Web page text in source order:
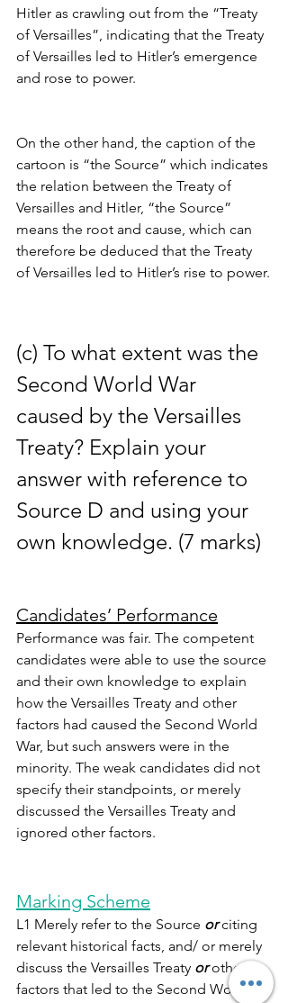
Hitler as crawling out from the “Treaty
of Versailles”, indicating that the Treaty
of Versailles led to Hitler’s emergence
and rose to power.
On the other hand, the caption of the
cartoon is “the Source” which indicates
the relation between the Treaty of
Versailles and Hitler, “the Source”
means the root and cause, which can
therefore be deduced that the Treaty
of Versailles led to Hitler’s rise to power.
(c) To what extent was the
Second World War
caused by the Versailles
Treaty? Explain your
answer with reference to
Source D and using your
own knowledge. (7 marks)
Candidates’ Performance
Performance was fair. The competent
candidates were able to use the source
and their own knowledge to explain
how the Versailles Treaty and other
factors had caused the Second World
War, but such answers were in the
minority. The weak candidates did not
specify their standpoints, or merely
discussed the Versailles Treaty and
ignored other factors.
Marking Scheme
L1 Merely refer to the Source or citing
relevant historical facts, and/ or merely
discuss the Versailles Treaty or other
factors that led to the Second World